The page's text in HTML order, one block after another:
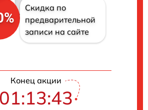
Скидка по
предварительной
записи на сайте
Конец акции
01:13:42